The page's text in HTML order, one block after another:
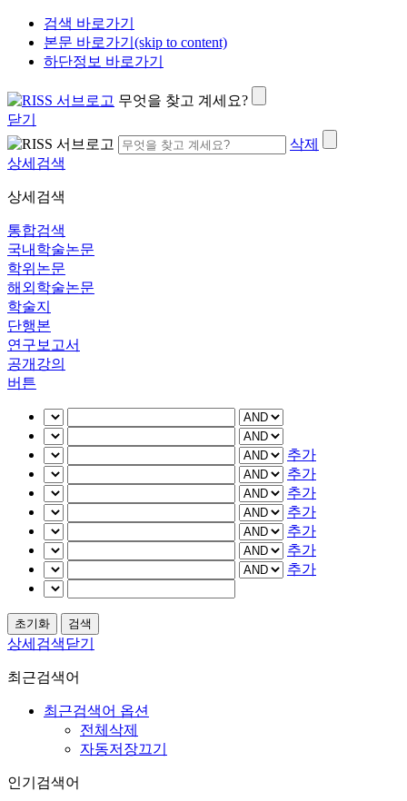
검색 바로가기
본문 바로가기(skip to content)
하단정보 바로가기
무엇을 찾고 계세요?
닫기
삭제
상세검색
상세검색
통합검색
국내학술논문
학위논문
해외학술논문
학술지
단행본
연구보고서
공개강의
버튼
추가
추가
추가
추가
추가
추가
추가
상세검색닫기
최근검색어
최근검색어 옵션
전체삭제
자동저장끄기
인기검색어